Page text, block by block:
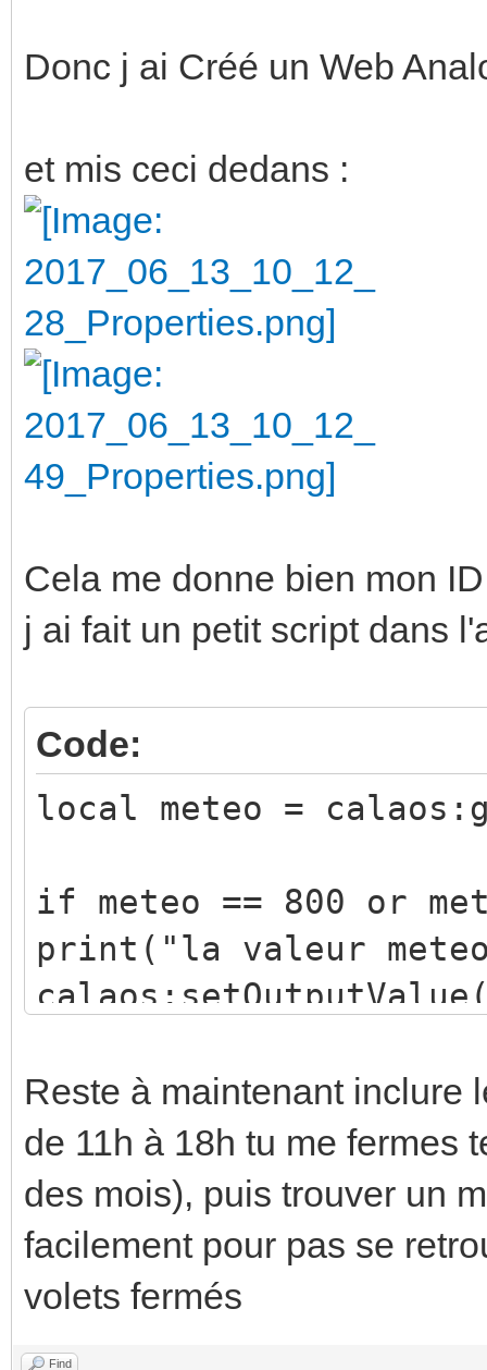
Donc j ai Créé un Web
et mis ceci dedans :
Cela me donne bien mon ID
j ai fait un petit script dans
Code:
local meteo =
if meteo == 800 or
print("la valeur
return true
Reste à maintenant inclure
de 11h à 18h tu me fermes
des mois), puis trouver un
facilement pour pas se
volets fermés
Find